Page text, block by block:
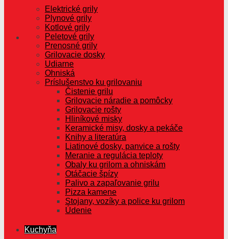
Elektrické grily
Plynové grily
Kotlové grily
Peletové grily
Prenosné grily
Grilovacie dosky
Udiarne
Ohniská
Príslušenstvo ku grilovaniu
Čistenie grilu
Grilovacie náradie a pomôcky
Grilovacie rošty
Hliníkové misky
Keramické misy, dosky a pekáče
Knihy a literatúra
Liatinové dosky, panvice a rošty
Meranie a regulácia teploty
Obaly ku grilom a ohniskám
Otáčacie špízy
Palivo a zapaľovanie grilu
Pizza kamene
Stojany, vozíky a police ku grilom
Údenie
Kuchyňa